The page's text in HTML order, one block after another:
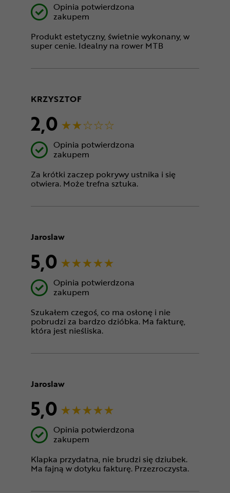
Opinia potwierdzona
zakupem
Produkt estetyczny, świetnie wykonany, w
super cenie. Idealny na rower MTB
KRZYSZTOF
2,0
Opinia potwierdzona
zakupem
Za krótki zaczep pokrywy ustnika i się
otwiera. Może trefna sztuka.
Jaroslaw
5,0
Opinia potwierdzona
zakupem
Szukałem czegoś, co ma osłonę i nie
pobrudzi za bardzo dzióbka. Ma fakturę,
która jest nieśliska.
Jaroslaw
5,0
Opinia potwierdzona
zakupem
Klapka przydatna, nie brudzi się dziubek.
Ma fajną w dotyku fakturę. Przezroczysta.